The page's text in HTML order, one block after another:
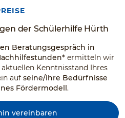
der Schülerhilfe Hürth
Beratungsgespräch in
ermitteln wir
Kenntnisstand Ihres
auf seine/ihre Bedürfnisse
Fördermodell.
vereinbaren